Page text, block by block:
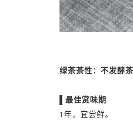
绿茶茶性：不发酵茶
▌最佳赏味期
1年，宜尝鲜。